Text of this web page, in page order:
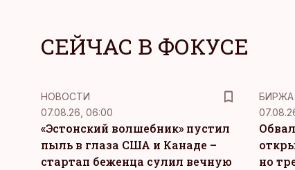
СЕЙЧАС В ФОКУСЕ
НОВОСТИ
07.08.26, 06:00
«Эстонский волшебник» пустил
пыль в глаза США и Канаде –
стартап беженца сулил вечную
БИРЖА
но